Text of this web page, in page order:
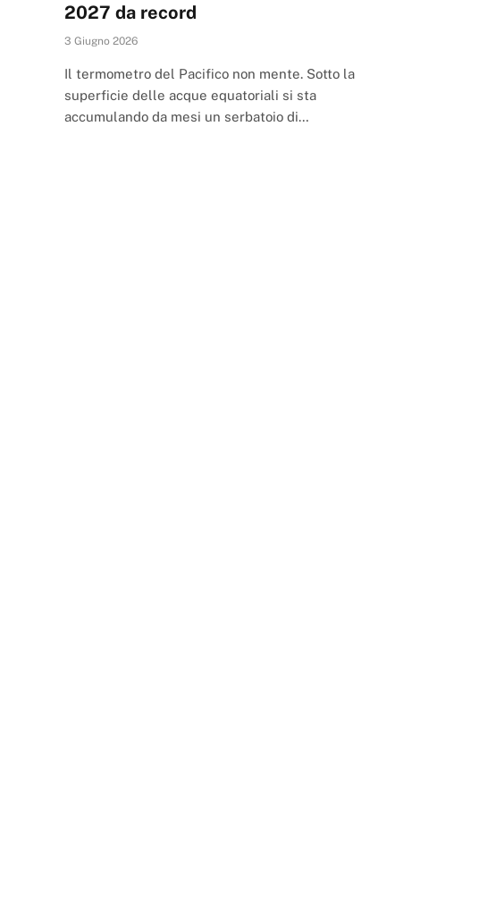
2027 da record
3 Giugno 2026
Il termometro del Pacifico non mente. Sotto la
superficie delle acque equatoriali si sta
accumulando da mesi un serbatoio di…